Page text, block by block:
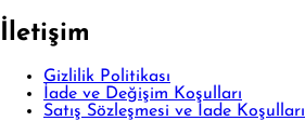
İletişim
Gizlilik Politikası
İade ve Değişim Koşulları
Satış Sözleşmesi ve İade Koşulları